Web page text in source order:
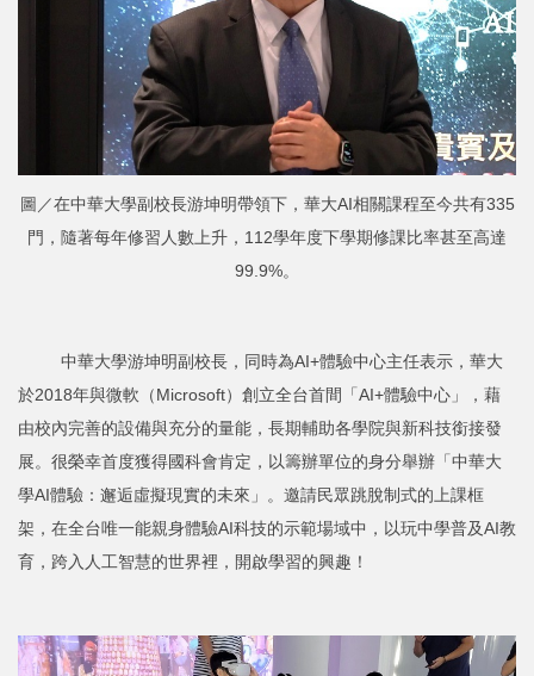
圖／在中華大學副校長游坤明帶領下，華大AI相關課程至今共有335
門，隨著每年修習人數上升，112學年度下學期修課比率甚至高達
99.9%。
中華大學游坤明副校長，同時為AI+體驗中心主任表示，華大
於2018年與微軟（Microsoft）創立全台首間「AI+體驗中心」，藉
由校內完善的設備與充分的量能，長期輔助各學院與新科技銜接發
展。很榮幸首度獲得國科會肯定，以籌辦單位的身分舉辦「中華大
學AI體驗：邂逅虛擬現實的未來」。邀請民眾跳脫制式的上課框
架，在全台唯一能親身體驗AI科技的示範場域中，以玩中學普及AI教
育，跨入人工智慧的世界裡，開啟學習的興趣！